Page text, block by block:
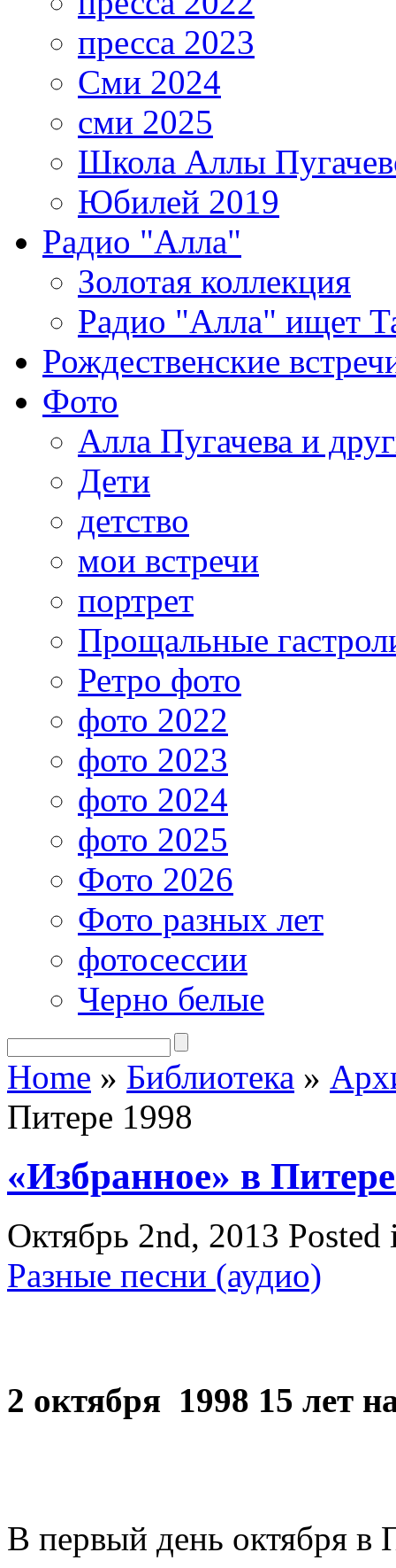
пресса 2023
Сми 2024
сми 2025
Школа Аллы
Юбилей 2019
Радио "Алла"
Золотая коллекция
Радио "Алла" ищет
Рождественские
Фото
Алла Пугачева и
Дети
детство
мои встречи
портрет
Прощальные
Ретро фото
фото 2022
фото 2023
фото 2024
фото 2025
Фото 2026
Фото разных лет
фотосессии
Черно белые
Home » Библиотека »
Питере 1998
«Избранное» в
Октябрь 2nd, 2013
Разные песни (аудио)
2 октября 1998 15 лет
В первый день октября в